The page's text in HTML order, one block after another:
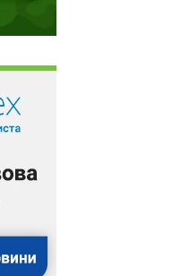
останньому вона
уваги,
що на підтримку
спрямовується
покриття витрат на
Для того, щоб краще
«ахіллесову п’яту»,
України 2014
міг уявити, що